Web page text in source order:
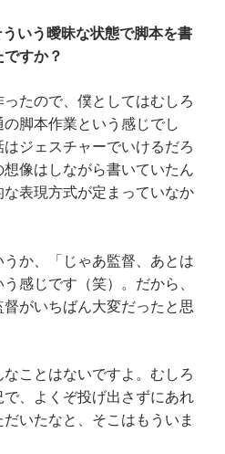
いう曖昧な状態で脚本を書
すか？
たので、僕としてはむしろ
脚本作業という感じでし
ジェスチャーでいけるだろ
像はしながら書いていたん
表現方式が定まっていなか
か、「じゃあ監督、あとは
感じです（笑）。だから、
がいちばん大変だったと思
ことはないですよ。むしろ
、よくぞ投げ出さずにあれ
いたなと、そこはもういま